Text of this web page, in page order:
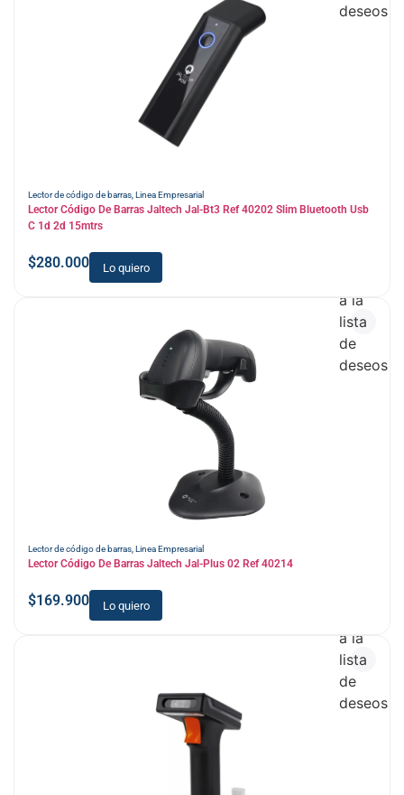
Lector de código de barras, Linea Empresarial
Lector Código De Barras Jaltech Jal-Bt3 Ref 40202 Slim Bluetooth Usb
C 1d 2d 15mtrs
$280.000 Lo quiero
deseos
Lector de código de barras, Linea Empresarial
Lector Código De Barras Jaltech Jal-Plus 02 Ref 40214
$169.900 Lo quiero
a la
lista
de
deseos
a la
lista
de
deseos